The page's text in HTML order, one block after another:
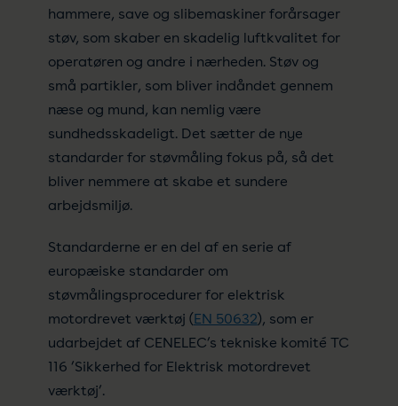
hammere, save og slibemaskiner forårsager
støv, som skaber en skadelig luftkvalitet for
operatøren og andre i nærheden. Støv og
små partikler, som bliver indåndet gennem
næse og mund, kan nemlig være
sundhedsskadeligt. Det sætter de nye
standarder for støvmåling fokus på, så det
bliver nemmere at skabe et sundere
arbejdsmiljø.
Standarderne er en del af en serie af
europæiske standarder om
støvmålingsprocedurer for elektrisk
motordrevet værktøj (EN 50632), som er
udarbejdet af CENELEC’s tekniske komité TC
116 ’Sikkerhed for Elektrisk motordrevet
værktøj’.